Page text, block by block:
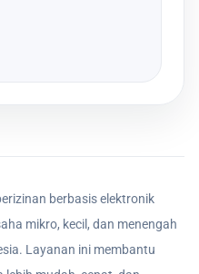
berbasis elektronik
mikro, kecil, dan menengah
Layanan ini membantu